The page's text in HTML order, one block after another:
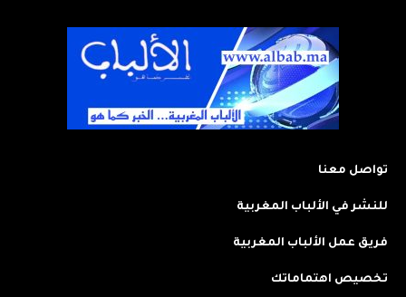
تواصل معنا
للنشر في الألباب المغربية
فريق عمل الألباب المغربية
تخصيص اهتماماتك